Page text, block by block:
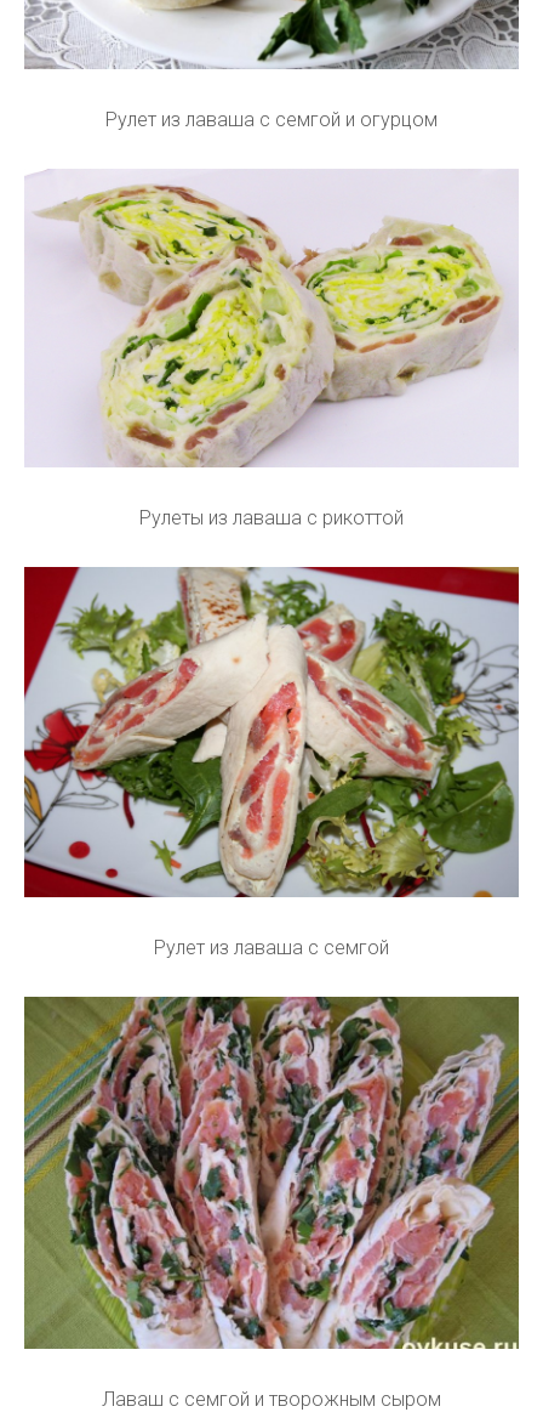
Рулет из лаваша с семгой и огурцом
Рулеты из лаваша с рикоттой
Рулет из лаваша с семгой
Лаваш с семгой и творожным сыром